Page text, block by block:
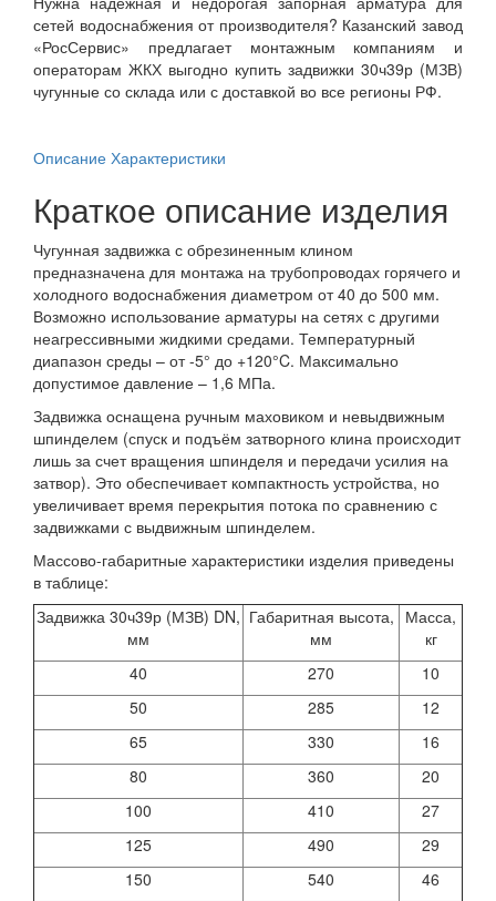
сетей водоснабжения от производителя? Казанский завод
«РосСервис» предлагает монтажным компаниям и
операторам ЖКХ выгодно купить задвижки 30ч39р (МЗВ)
чугунные со склада или с доставкой во все регионы РФ.
Описание Характеристики
Краткое описание изделия
Чугунная задвижка с обрезиненным клином
предназначена для монтажа на трубопроводах горячего и
холодного водоснабжения диаметром от 40 до 500 мм.
Возможно использование арматуры на сетях с другими
неагрессивными жидкими средами. Температурный
диапазон среды – от -5° до +120°C. Максимально
допустимое давление – 1,6 МПа.
Задвижка оснащена ручным маховиком и невыдвижным
шпинделем (спуск и подъём затворного клина происходит
лишь за счет вращения шпинделя и передачи усилия на
затвор). Это обеспечивает компактность устройства, но
увеличивает время перекрытия потока по сравнению с
задвижками с выдвижным шпинделем.
Массово-габаритные характеристики изделия приведены
в таблице:
Задвижка 30ч39р (МЗВ) DN,
мм
Габаритная высота,
мм
Масса,
кг
40
270
10
50
285
12
65
330
16
80
360
20
100
410
27
125
490
29
150
540
46